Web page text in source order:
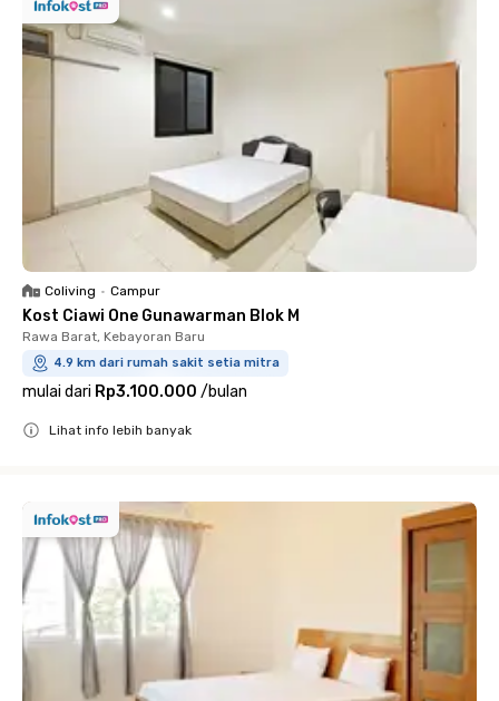
Coliving • Campur
Kost Ciawi One Gunawarman Blok M
Rawa Barat, Kebayoran Baru
4.9 km dari rumah sakit setia mitra
mulai dari Rp3.100.000 /bulan
Lihat info lebih banyak